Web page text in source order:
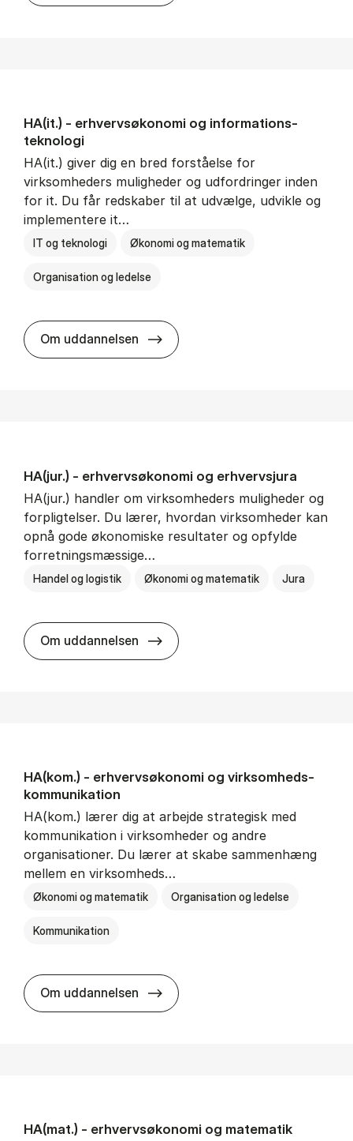
HA(it.) - erhvervs­økonomi og informations­
teknologi
HA(it.) giver dig en bred forståelse for
virksomheders muligheder og udfordringer inden
for it. Du får redskaber til at udvælge, udvikle og
implementere it…
IT og teknologi Økonomi og matematik
Organisation og ledelse
Om uddannelsen HA(it.) - erhvervs­økonomi og
HA(jur.) - erhvervs­økonomi og erhvervs­jura
HA(jur.) handler om virksomheders muligheder og
forpligtelser. Du lærer, hvordan virksomheder kan
opnå gode økonomiske resultater og opfylde
forretningsmæssige…
Handel og logistik Økonomi og matematik Jura
Om uddannelsen HA(jur.) - erhvervs­økonomi og
HA(kom.) - erhvervs­økonomi og virksomheds­
kommunikation
HA(kom.) lærer dig at arbejde strategisk med
kommunikation i virksomheder og andre
organisationer. Du lærer at skabe sammenhæng
mellem en virksomheds…
Økonomi og matematik Organisation og ledelse
Kommunikation
Om uddannelsen HA(kom.) - erhvervs­økonomi
HA(mat.) - erhvervs­økonomi og ma­te­ma­tik